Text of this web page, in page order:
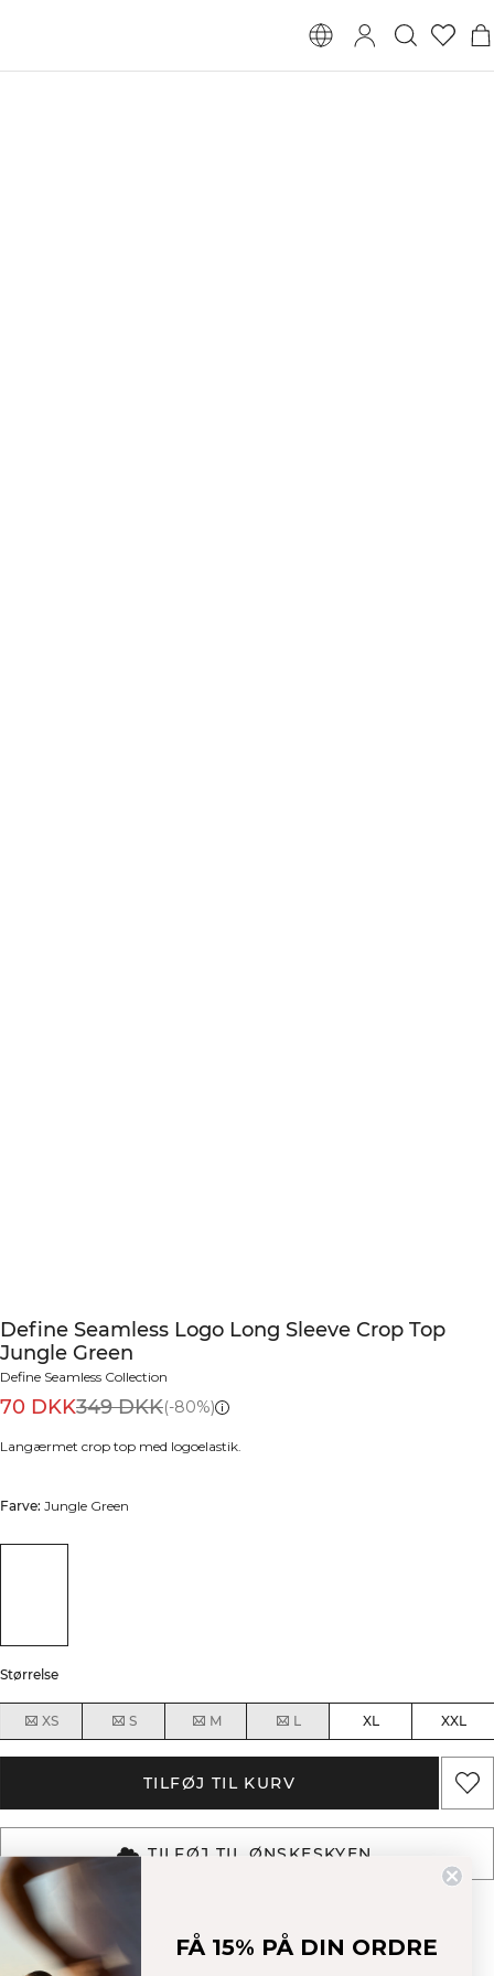
Define Seamless Logo Long Sleeve Crop Top
Jungle Green
Define Seamless Collection
70 DKK349 DKK(-80%)
Langærmet crop top med logoelastik.
Farve: Jungle Green
Størrelse
XS S M L XL XXL
TILFØJ TIL KURV
TILFØJ TIL ØNSKESKYEN
Beskrivelse
Blødt og strækbart stof
4-vejs stræk
92 % genbrugsnylon, 8 % spandex
ICIW elastik i taljen
SWEATTECH™
FÅ 15% PÅ DIN ORDRE